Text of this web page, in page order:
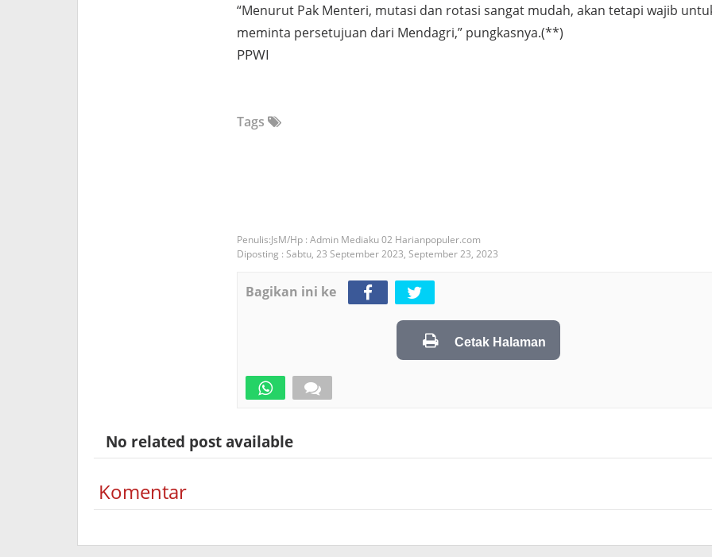
“Menurut Pak Menteri, mutasi dan rotasi sangat mudah, akan tetapi wajib
meminta persetujuan dari Mendagri,” pungkasnya.(**)
PPWI
Tags
JsM/Hp : Admin Mediaku 02 Harianpopuler.com
Diposting : Sabtu, 23 September 2023, September 23, 2023
Bagikan ini ke
Cetak Halaman
No related post available
Komentar